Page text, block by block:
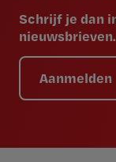
Schrijf je dan
nieuwsbrieven.
Aanmelden